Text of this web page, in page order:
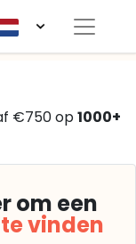
€750 op1000+
om een
vinden